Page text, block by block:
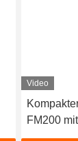
Video
FM200